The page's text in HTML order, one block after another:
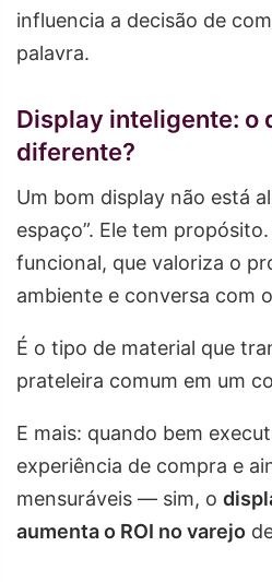
influencia a decisão de
palavra.
Display inteligente: o
diferente?
Um bom display não está
espaço”. Ele tem
funcional, que valoriza o
ambiente e conversa com
É o tipo de material que
prateleira comum em um
E mais: quando bem
experiência de compra e
mensuráveis — sim, o
aumenta o ROI no varejo